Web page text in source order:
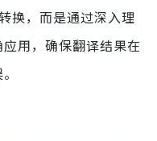
换，而是通过深入理
用，确保翻译结果在